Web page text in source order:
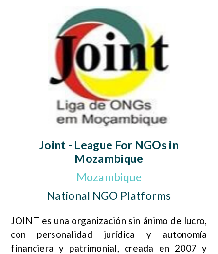
Joint - League For NGOs in
Mozambique
Mozambique
National NGO Platforms
JOINT es una organización sin ánimo de lucro,
con personalidad jurídica y autonomía
financiera y patrimonial, creada en 2007 y